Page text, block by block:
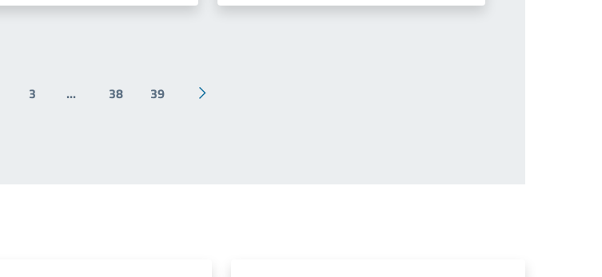
3 ... 38 39
Pagina successiva